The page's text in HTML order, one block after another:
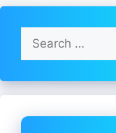
Search
for: